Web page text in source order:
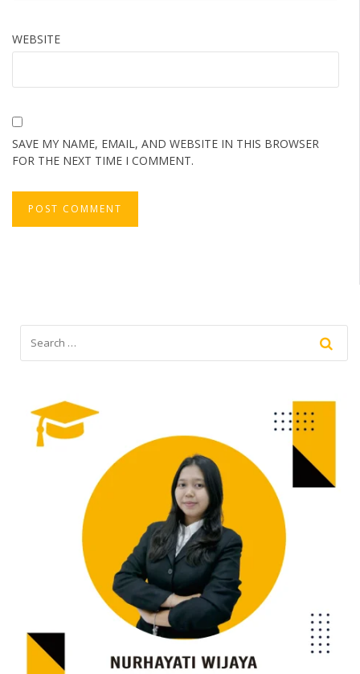
WEBSITE
SAVE MY NAME, EMAIL, AND WEBSITE IN THIS BROWSER
FOR THE NEXT TIME I COMMENT.